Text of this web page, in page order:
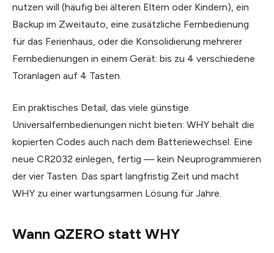
nutzen will (häufig bei älteren Eltern oder Kindern), ein
Backup im Zweitauto, eine zusätzliche Fernbedienung
für das Ferienhaus, oder die Konsolidierung mehrerer
Fernbedienungen in einem Gerät: bis zu 4 verschiedene
Toranlagen auf 4 Tasten.
Ein praktisches Detail, das viele günstige
Universalfernbedienungen nicht bieten: WHY behält die
kopierten Codes auch nach dem Batteriewechsel. Eine
neue CR2032 einlegen, fertig — kein Neuprogrammieren
der vier Tasten. Das spart langfristig Zeit und macht
WHY zu einer wartungsarmen Lösung für Jahre.
Wann QZERO statt WHY